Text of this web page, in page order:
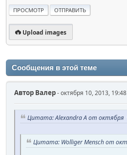
Upload images
Сообщения в этой теме
Автор Валер- октября 10, 2013, 19:48
Цитата: Alexandra A от октября
Цитата: Wolliger Mensch от